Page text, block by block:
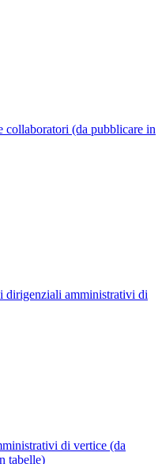
collaboratori (da pubblicare in
dirigenziali amministrativi di
di vertice (da
tabelle)